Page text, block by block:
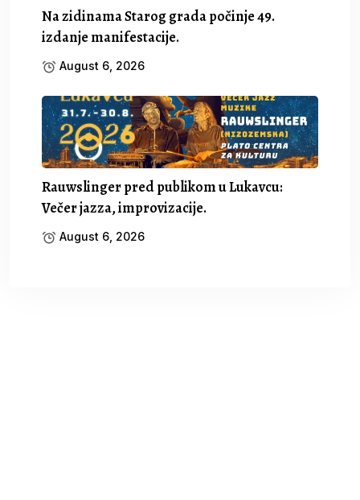
Na zidinama Starog grada počinje 49.
izdanje manifestacije.
August 6, 2026
Rauwslinger pred publikom u Lukavcu:
Večer jazza, improvizacije.
August 6, 2026